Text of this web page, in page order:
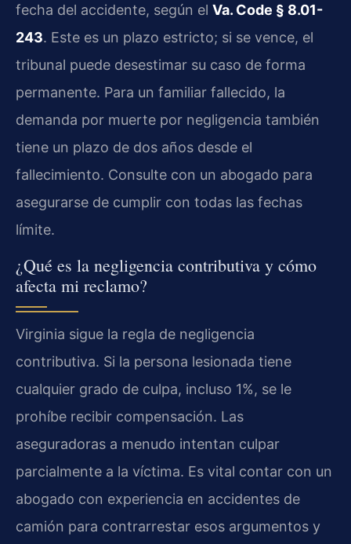
fecha del accidente, según el Va. Code § 8.01-
243. Este es un plazo estricto; si se vence, el
tribunal puede desestimar su caso de forma
permanente. Para un familiar fallecido, la
demanda por muerte por negligencia también
tiene un plazo de dos años desde el
fallecimiento. Consulte con un abogado para
asegurarse de cumplir con todas las fechas
límite.
¿Qué es la negligencia contributiva y cómo
afecta mi reclamo?
Virginia sigue la regla de negligencia
contributiva. Si la persona lesionada tiene
cualquier grado de culpa, incluso 1%, se le
prohíbe recibir compensación. Las
aseguradoras a menudo intentan culpar
parcialmente a la víctima. Es vital contar con un
abogado con experiencia en accidentes de
camión para contrarrestar esos argumentos y